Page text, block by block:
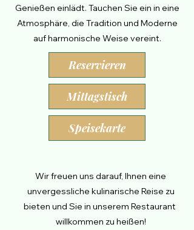
Genießen einlädt. Tauchen Sie ein in eine
Atmosphäre, die Tradition und Moderne
auf harmonische Weise vereint.
Reservieren
Mittagstisch
Wir freuen uns darauf, Ihnen eine
unvergessliche kulinarische Reise zu
bieten und Sie in unserem Restaurant
willkommen zu heißen!
Speisekarte